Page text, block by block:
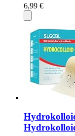
6,99 €